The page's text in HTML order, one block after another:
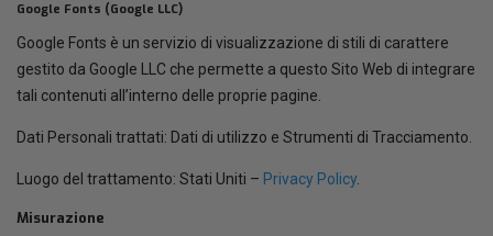
Google Fonts (Google LLC)
Google Fonts è un servizio di visualizzazione di stili di carattere
gestito da Google LLC che permette a questo Sito Web di integrare
tali contenuti all’interno delle proprie pagine.
Dati Personali trattati: Dati di utilizzo e Strumenti di Tracciamento.
Luogo del trattamento: Stati Uniti – Privacy Policy.
Misurazione